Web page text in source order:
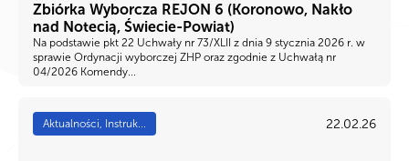
Zbiórka Wyborcza REJON 6 (Koronowo, Nakło
nad Notecią, Świecie-Powiat)
Na podstawie pkt 22 Uchwały nr 73/XLII z dnia 9 stycznia 2026 r. w
sprawie Ordynacji wyborczej ZHP oraz zgodnie z Uchwałą nr
04/2026 Komendy...
Aktualności, Instruk... 22.02.26